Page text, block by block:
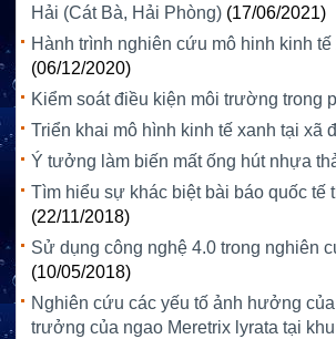
Hải (Cát Bà, Hải Phòng) (17/06/2021)
Hành trình nghiên cứu mô hinh kinh
(06/12/2020)
Kiểm soát điều kiện môi trường trong
Triển khai mô hình kinh tế xanh tại xã
Ý tưởng làm biến mất ống hút nhựa
Tìm hiểu sự khác biệt bài báo quốc tế
(22/11/2018)
Sử dụng công nghệ 4.0 trong nghiên
(10/05/2018)
Nghiên cứu các yếu tố ảnh hưởng
trưởng của ngao Meretrix lyrata tại